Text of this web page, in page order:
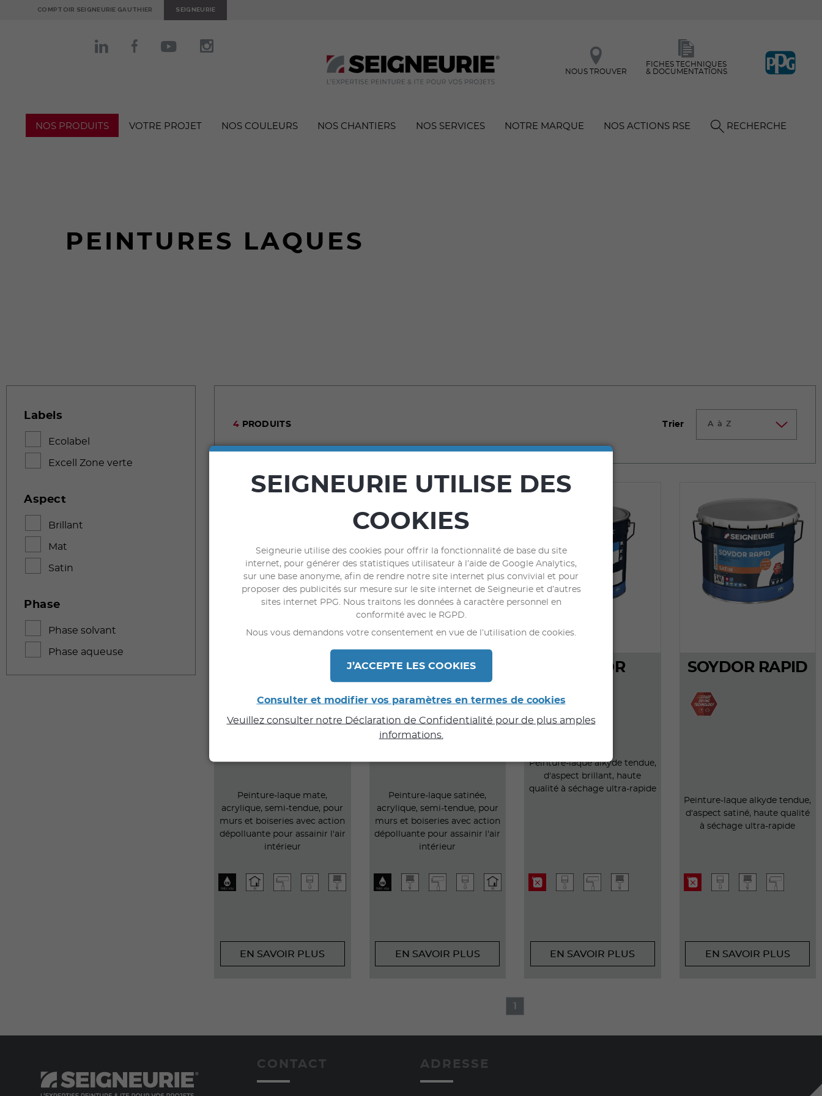
COMPTOIR SEIGNEURIE GAUTHIER SEIGNEURIE
NOUS TROUVER
FICHES TECHNIQUES
& DOCUMENTATIONS
NOS PRODUITS VOTRE PROJET NOS COULEURS NOS CHANTIERS NOS SERVICES NOTRE MARQUE NOS ACTIONS RSE RECHERCHE
PEINTURES LAQUES
4 PRODUITS Trier A à Z
Labels
Ecolabel
Excell Zone verte
Aspect
Brillant
Mat
Satin
Phase
Phase solvant
Phase aqueuse
Peinture-laque mate,
acrylique, semi-tendue, pour
murs et boiseries avec action
dépolluante pour assainir l'air
intérieur
EN SAVOIR PLUS
ELYOPUR
LAQUE SATIN
Peinture-laque satinée,
acrylique, semi-tendue, pour
murs et boiseries avec action
dépolluante pour assainir l'air
intérieur
EN SAVOIR PLUS
PANTOR
Peinture-laque alkyde tendue,
d'aspect brillant, haute
qualité à séchage ultra-rapide
EN SAVOIR PLUS
SOYDOR RAPID
Peinture-laque alkyde tendue,
d'aspect satiné, haute qualité
à séchage ultra-rapide
EN SAVOIR PLUS
1
CONTACT ADRESSE
SEIGNEURIE UTILISE DES
COOKIES
Seigneurie utilise des cookies pour offrir la fonctionnalité de base du site
internet, pour générer des statistiques utilisateur à l’aide de Google Analytics,
sur une base anonyme, afin de rendre notre site internet plus convivial et pour
proposer des publicités sur mesure sur le site internet de Seigneurie et d’autres
sites internet PPG. Nous traitons les données à caractère personnel en
conformité avec le RGPD.
Nous vous demandons votre consentement en vue de l’utilisation de cookies.
J’ACCEPTE LES COOKIES
Consulter et modifier vos paramètres en termes de cookies
Veuillez consulter notre Déclaration de Confidentialité pour de plus amples
informations.